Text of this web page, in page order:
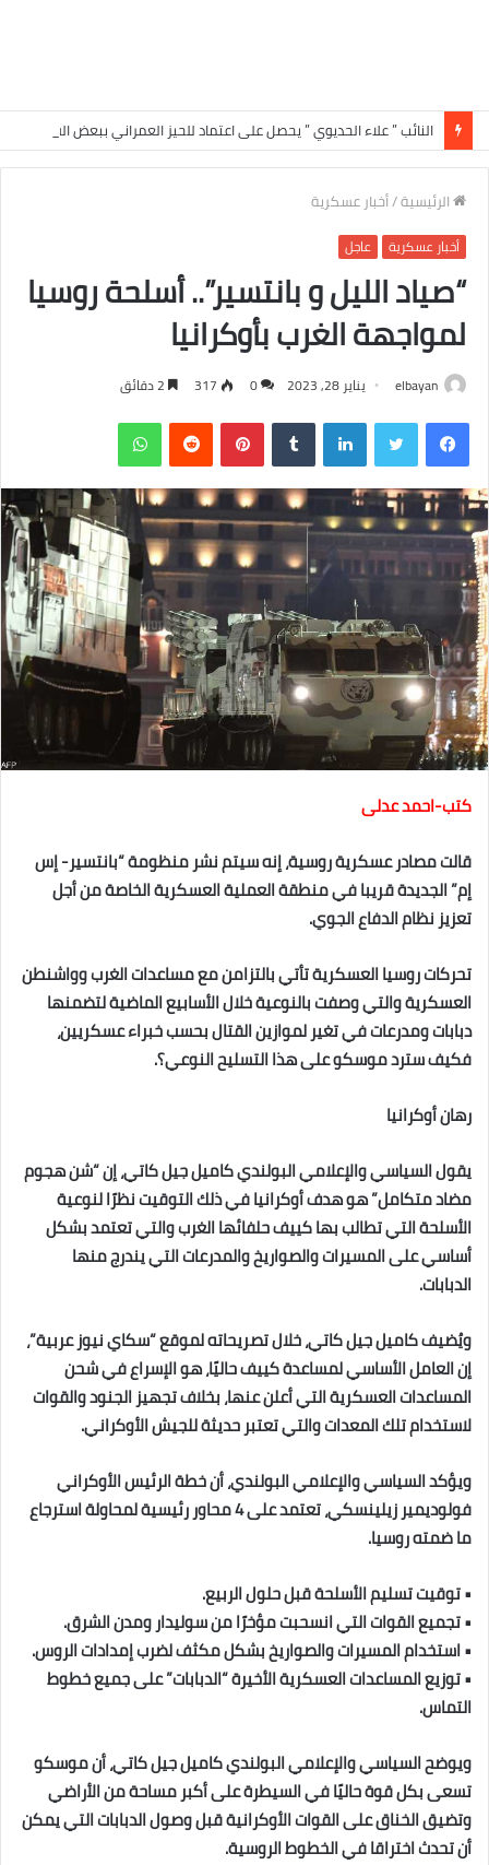
الرئيسية/أخبار عسكرية
أخبار عسكرية عاجل
“صياد الليل و بانتسير”.. أسلحة روسيا
لمواجهة الغرب بأوكرانيا
elbayan يناير 28, 2023 0
317
فيسبوك لينكدإن بينتيريست
كتب-احمد عدلى
قالت مصادر عسكرية روسية، إنه سيتم نشر منظومة “بانتسير- إس
إم” الجديدة قريبا في منطقة العملية العسكرية الخاصة من أجل
تعزيز نظام الدفاع الجوي.
تحركات روسيا العسكرية تأتي بالتزامن مع مساعدات الغرب وواشنطن
العسكرية والتي وصفت بالنوعية خلال الأسابيع الماضية لتضمنها
دبابات ومدرعات في تغير لموازين القتال بحسب خبراء عسكريين،
فكيف سترد موسكو على هذا التسليح النوعي؟.
رهان أوكرانيا
يقول السياسي والإعلامي البولندي كاميل جيل كاتي، إن “شن هجوم
مضاد متكامل” هو هدف أوكرانيا في ذلك التوقيت نظرًا لنوعية
الأسلحة التي تطالب بها كييف حلفائها الغرب والتي تعتمد بشكل
أساسي على المسيرات والصواريخ والمدرعات التي يندرج منها
الدبابات.
ويُضيف كاميل جيل كاتي، خلال تصريحاته لموقع “سكاي نيوز عربية”،
إن العامل الأساسي لمساعدة كييف حاليًا، هو الإسراع في شحن
المساعدات العسكرية التي أعلن عنها، بخلاف تجهيز الجنود والقوات
لاستخدام تلك المعدات والتي تعتبر حديثة للجيش الأوكراني.
ويؤكد السياسي والإعلامي البولندي، أن خطة الرئيس الأوكراني
فولوديمير زيلينسكي، تعتمد على 4 محاور رئيسية لمحاولة استرجاع
ما ضمته روسيا.
• توقيت تسليم الأسلحة قبل حلول الربيع.
• تجميع القوات التي انسحبت مؤخرًا من سوليدار ومدن الشرق.
• استخدام المسيرات والصواريخ بشكل مكثف لضرب إمدادات الروس.
• توزيع المساعدات العسكرية الأخيرة “الدبابات” على جميع خطوط
التماس.
ويوضح السياسي والإعلامي البولندي كاميل جيل كاتي، أن موسكو
تسعى بكل قوة حاليًا في السيطرة على أكبر مساحة من الأراضي
وتضيق الخناق على القوات الأوكرانية قبل وصول الدبابات التي يمكن
أن تحدث اختراقا في الخطوط الروسية.